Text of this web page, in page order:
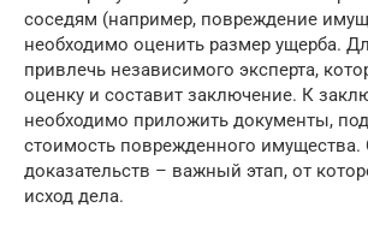
соседям (например, повреждение
необходимо оценить размер ущерба.
привлечь независимого эксперта,
оценку и составит заключение. К
необходимо приложить документы,
стоимость поврежденного имущества.
доказательств – важный этап, от
исход дела.